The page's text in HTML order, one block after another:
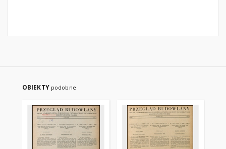
OBIEKTY podobne